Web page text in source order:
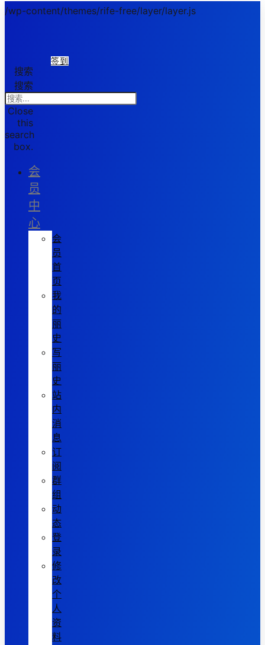
/wp-content/themes/rife-free/layer/layer.js
签到
搜索
搜索
Close
this
search
box.
会
员
中
心
会
员
首
页
我
的
丽
史
写
丽
史
站
内
消
息
订
阅
群
组
动
态
登
录
修
改
个
人
资
料